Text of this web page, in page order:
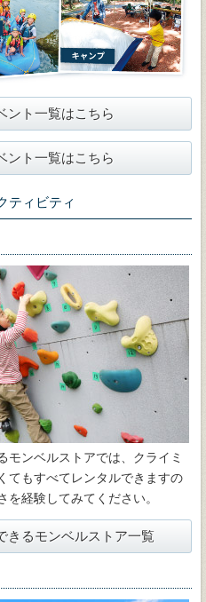
ント一覧はこちら
ント一覧はこちら
ティビティ
モンベルストアでは、クライミ
てもすべてレンタルできますの
経験してみてください。
きるモンベルストア一覧